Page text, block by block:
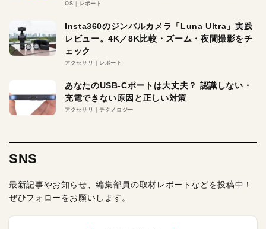
OS レポート
Insta360のジンバルカメラ「Luna Ultra」実践
レビュー。4K／8K比較・ズーム・夜間撮影をチ
ェック
アクセサリ レポート
あなたのUSB-Cポートは大丈夫？ 認識しない・
充電できない原因と正しい対策
アクセサリ テクノロジー
SNS
最新記事やお知らせ、編集部員の取材レポートなどを投稿中！
ぜひフォローをお願いします。